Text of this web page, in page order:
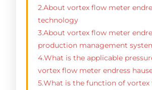
2.About vortex flow meter
technology
3.About vortex flow meter
production management
4.What is the applicable
vortex flow meter endress
5.What is the function of vortex